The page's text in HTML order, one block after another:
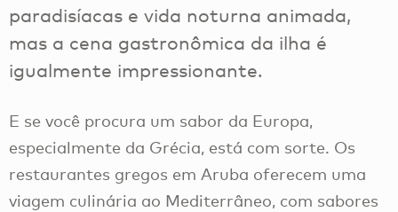
paradisíacas e vida noturna animada,
mas a cena gastronômica da ilha é
igualmente impressionante.
E se você procura um sabor da Europa,
especialmente da Grécia, está com sorte. Os
restaurantes gregos em Aruba oferecem uma
viagem culinária ao Mediterrâneo, com sabores